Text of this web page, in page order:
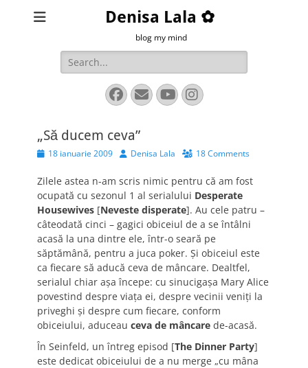
Denisa Lala ✿
blog my mind
Search
for:
Facebook
EmailYouTube
Instagram
„Să ducem ceva”
Posted18 ianuarie 2009 AuthorDenisa Lala 18 Comments
Zilele astea n-am scris nimic pentru că am fost
ocupată cu sezonul 1 al serialului Desperate
Housewives [Neveste disperate]. Au cele patru –
câteodată cinci – gagici obiceiul de a se întâlni
acasă la una dintre ele, într-o seară pe
săptămână, pentru a juca poker. Şi obiceiul este
ca fiecare să aducă ceva de mâncare. Dealtfel,
serialul chiar aşa începe: cu sinucigaşa Mary Alice
povestind despre viaţa ei, despre vecinii veniţi la
priveghi şi despre cum fiecare, conform
obiceiului, aduceau ceva de mâncare de-acasă.
În Seinfeld, un întreg episod [The Dinner Party]
este dedicat obiceiului de a nu merge „cu mâna